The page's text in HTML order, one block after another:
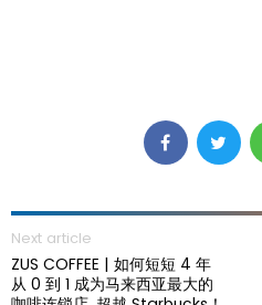
Next article
ZUS COFFEE | 如何短短 4 年
从 0 到 1 成为马来西亚最大的